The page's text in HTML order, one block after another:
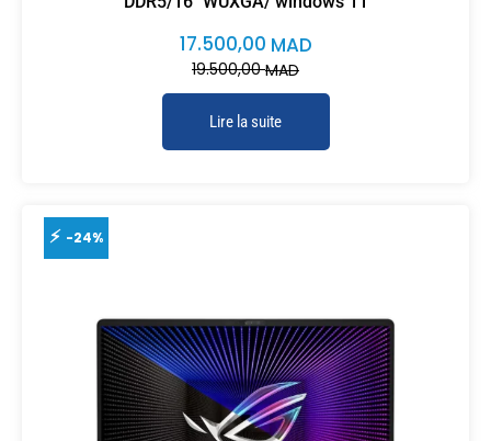
19.500,00MAD
17.500,00 MAD
Lire la suite
-24%